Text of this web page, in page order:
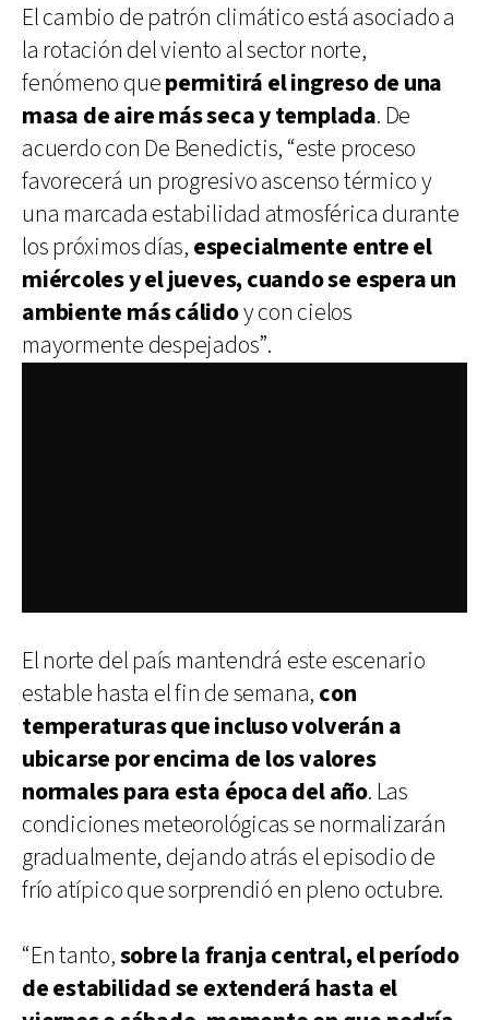
El cambio de patrón climático está asociado a
la rotación del viento al sector norte,
fenómeno quepermitirá el ingreso de una
masa de aire más seca y templada. De
acuerdo con De Benedictis, “este proceso
favorecerá un progresivo ascenso térmico y
una marcada estabilidad atmosférica durante
los próximos días, especialmente entre el
miércoles y el jueves, cuando se espera un
ambiente más cálidoy con cielos
mayormente despejados”.
El norte del país mantendrá este escenario
estable hasta el fin de semana, con
temperaturas que incluso volverán a
ubicarse por encima de los valores
normales para esta época del año. Las
condiciones meteorológicas se normalizarán
gradualmente, dejando atrás el episodio de
frío atípico que sorprendió en pleno octubre.
“En tanto,sobre la franja central, el período
de estabilidad se extenderá hasta el